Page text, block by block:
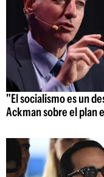
"El socialismo es un
Ackman sobre el plan